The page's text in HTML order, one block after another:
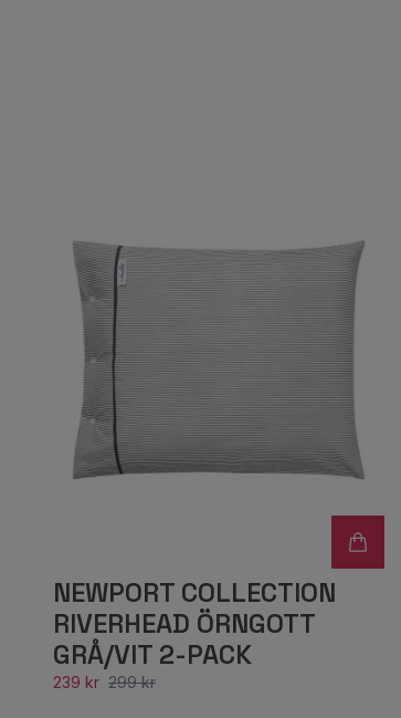
NEWPORT COLLECTION
RIVERHEAD ÖRNGOTT
GRÅ/VIT 2-PACK
239 kr 299 kr